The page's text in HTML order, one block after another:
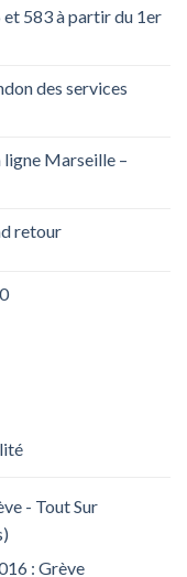
et 583 à partir du 1er
des services
Marseille –
retour
- Tout Sur
: Grève